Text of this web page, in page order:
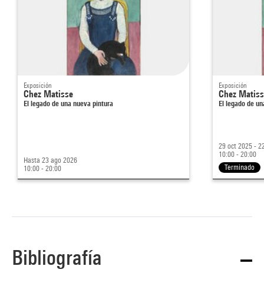
Exposición
Chez Matisse
El legado de una nueva pintura
Hasta 23 ago 2026
10:00 - 20:00
Exposición
Chez
El legado de
29 oct 2025 -
10:00 - 20:00
Terminado
Bibliografía